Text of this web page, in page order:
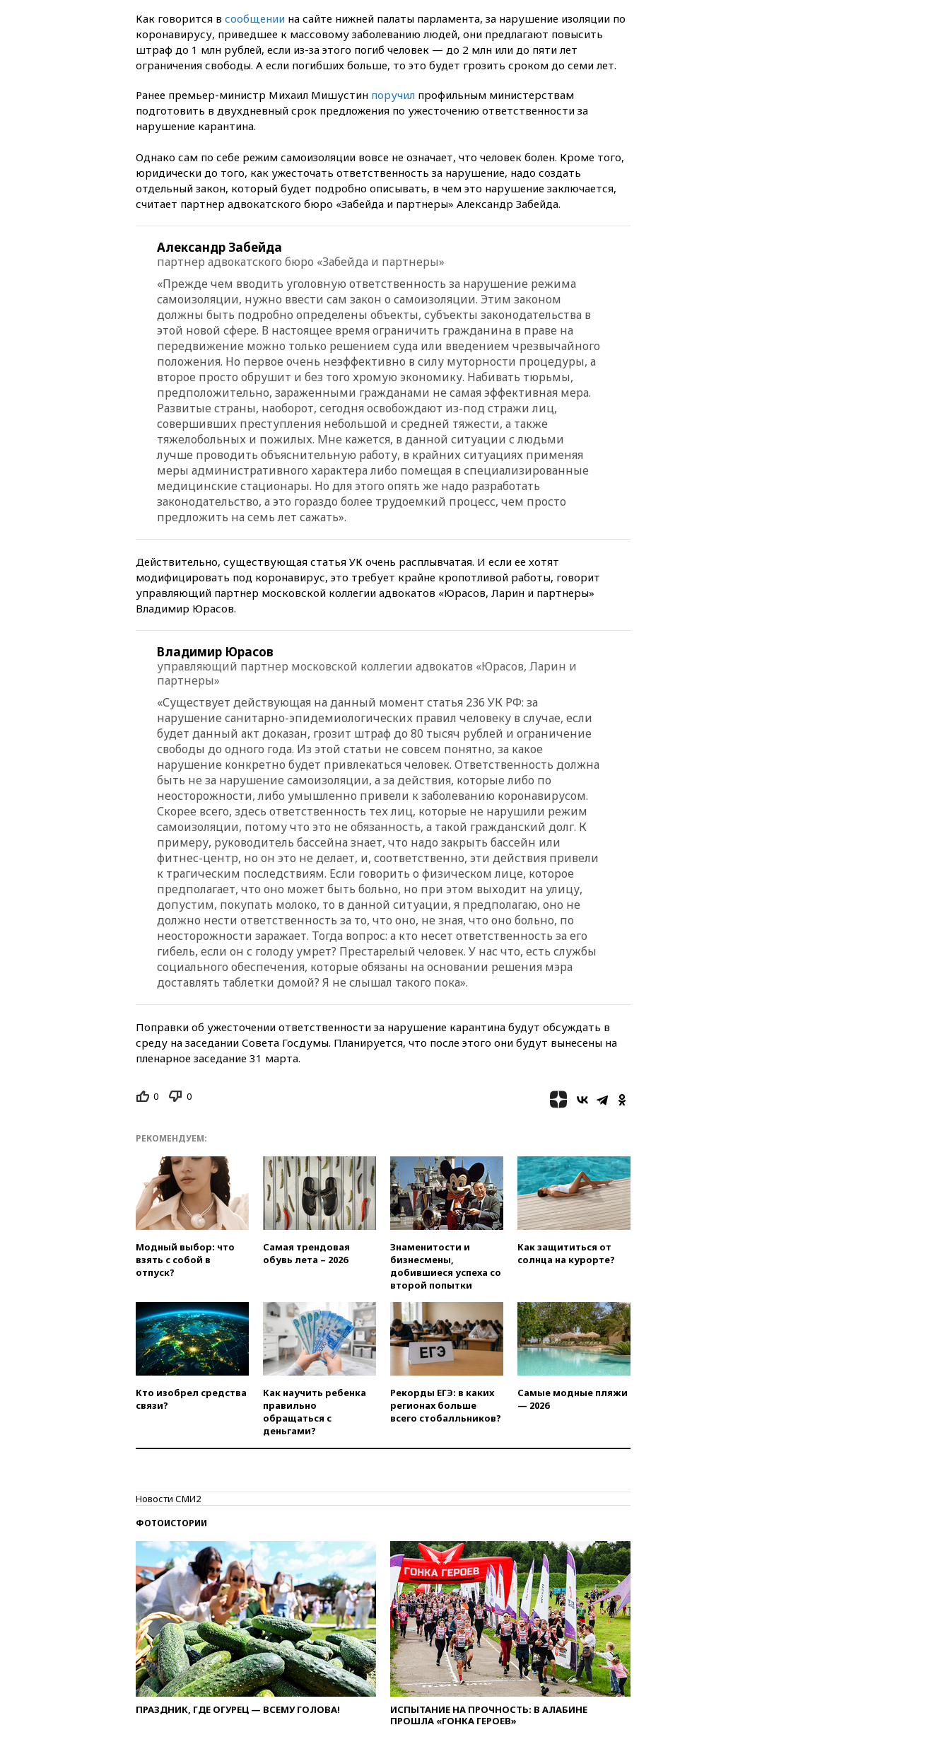
признать «Яблоко»
нежелательной организацией
вчера, 23:15В Смоленске
ребенок и женщина погибли
при падении деревьев во
вчера, 22:55В Москве в
продлил контракт с «Реалом»
до 2032 года
вчера, 22:28Отказаться от
российского гражданства
вчера, 22:15 Путин заслушал
доклад о ситуации на
добропольском направлении
вчера, 21:58 Генпрокуратура
признала нежелательным в
РФ американский Human
Rights Foundation
вчера, 21:35 «Аэрофлот»
отменяет часть рейсов в Сочи
и Геленджик
вчера, 21:25Руслан Терновой
выиграл золото чемпионата
Европы в прыжках с 10-
метровой вышки
концессии строительства ж/д
вчера, 21:00В России вновь
обсуждают эксперимент по
онлайн-продаже алкоголя
россиянам могут
Армению
беспилотник над Россией
вчера, 20:27 Ямпольская
призвала оптимизировать
олимпиады для поступления в
вузы
вчера, 20:15
предложил оплачивать
защиту дорог от БПЛА из
средств на ремонт
вчера, 20:00 Зеленский 8
августа посетит Сербию с
официальным визитом
вчера, 19:58В Госдуму будет
внесен законопроект об
отмене ЕГЭ
вчера, 19:50 Аэропорты Сочи и
Ярославля приостановили
работу
призвал доноров-
Вэнса на выборах 2028 года
вчера, 19:20 Число ломбардов
Жуковский и
аэропорт Геленджика
порядок присвоения воинских
званий добровольцам
вчера, 18:50Euractiv: восток
Финляндии приходит в упадок
без российских туристов
аэропорту Геленджика
введены ограничения
присоединился к критике
«Яблока»
вчера, 18:15Четыре человека
пострадали при атаках ВСУ на
Белгородскую область
выбрал подрядчика для
строительства военной базы в
Газе
вчера, 17:45Правительство
получит «золотую акцию» в
вчера, 17:35Шесть человек
пострадали при ударе ВСУ по
автобусу в Запорожской
области
вчера, 17:25
В аэропортах
Сочи и Геленджика сняты
ограничения
вчера, 17:17Власти РФ
помогут пострадавшему от
атак на склады Wildberries
бизнесу
вчера, 16:55
Как говорится в сообщении на сайте нижней палаты парламента, за нарушение изоляции по
коронавирусу, приведшее к массовому заболеванию людей, они предлагают повысить
штраф до 1 млн рублей, если из-за этого погиб человек — до 2 млн или до пяти лет
ограничения свободы. А если погибших больше, то это будет грозить сроком до семи лет.
Ранее премьер-министр Михаил Мишустин поручил профильным министерствам
подготовить в двухдневный срок предложения по ужесточению ответственности за
нарушение карантина.
Однако сам по себе режим самоизоляции вовсе не означает, что человек болен. Кроме того,
юридически до того, как ужесточать ответственность за нарушение, надо создать
отдельный закон, который будет подробно описывать, в чем это нарушение заключается,
считает партнер адвокатского бюро «Забейда и партнеры» Александр Забейда.
Александр Забейда
партнер адвокатского бюро «Забейда и партнеры»
«Прежде чем вводить уголовную ответственность за нарушение режима
самоизоляции, нужно ввести сам закон о самоизоляции. Этим законом
должны быть подробно определены объекты, субъекты законодательства в
этой новой сфере. В настоящее время ограничить гражданина в праве на
передвижение можно только решением суда или введением чрезвычайного
положения. Но первое очень неэффективно в силу муторности процедуры, а
второе просто обрушит и без того хромую экономику. Набивать тюрьмы,
предположительно, зараженными гражданами не самая эффективная мера.
Развитые страны, наоборот, сегодня освобождают из-под стражи лиц,
совершивших преступления небольшой и средней тяжести, а также
тяжелобольных и пожилых. Мне кажется, в данной ситуации с людьми
лучше проводить объяснительную работу, в крайних ситуациях применяя
меры административного характера либо помещая в специализированные
медицинские стационары. Но для этого опять же надо разработать
законодательство, а это гораздо более трудоемкий процесс, чем просто
предложить на семь лет сажать».
Действительно, существующая статья УК очень расплывчатая. И если ее хотят
модифицировать под коронавирус, это требует крайне кропотливой работы, говорит
управляющий партнер московской коллегии адвокатов «Юрасов, Ларин и партнеры»
Владимир Юрасов.
Владимир Юрасов
управляющий партнер московской коллегии адвокатов «Юрасов, Ларин и
партнеры»
«Существует действующая на данный момент статья 236 УК РФ: за
нарушение санитарно-эпидемиологических правил человеку в случае, если
будет данный акт доказан, грозит штраф до 80 тысяч рублей и ограничение
свободы до одного года. Из этой статьи не совсем понятно, за какое
нарушение конкретно будет привлекаться человек. Ответственность должна
быть не за нарушение самоизоляции, а за действия, которые либо по
неосторожности, либо умышленно привели к заболеванию коронавирусом.
Скорее всего, здесь ответственность тех лиц, которые не нарушили режим
самоизоляции, потому что это не обязанность, а такой гражданский долг. К
примеру, руководитель бассейна знает, что надо закрыть бассейн или
фитнес-центр, но он это не делает, и, соответственно, эти действия привели
к трагическим последствиям. Если говорить о физическом лице, которое
предполагает, что оно может быть больно, но при этом выходит на улицу,
допустим, покупать молоко, то в данной ситуации, я предполагаю, оно не
должно нести ответственность за то, что оно, не зная, что оно больно, по
неосторожности заражает. Тогда вопрос: а кто несет ответственность за его
гибель, если он с голоду умрет? Престарелый человек. У нас что, есть службы
социального обеспечения, которые обязаны на основании решения мэра
доставлять таблетки домой? Я не слышал такого пока».
Поправки об ужесточении ответственности за нарушение карантина будут обсуждать в
среду на заседании Совета Госдумы. Планируется, что после этого они будут вынесены на
пленарное заседание 31 марта.
0 0
РЕКОМЕНДУЕМ:
Модный выбор: что
взять с собой в
отпуск?
Самая трендовая
обувь лета – 2026
Знаменитости и
бизнесмены,
добившиеся успеха со
второй попытки
Как защититься от
солнца на курорте?
Кто изобрел средства
связи?
Как научить ребенка
правильно
обращаться с
деньгами?
Рекорды ЕГЭ: в каких
регионах больше
всего стобалльников?
Самые модные пляжи
— 2026
Новости СМИ2
ФОТОИСТОРИИ
ПРАЗДНИК, ГДЕ ОГУРЕЦ — ВСЕМУ ГОЛОВА!
ИСПЫТАНИЕ НА ПРОЧНОСТЬ: В АЛАБИНЕ
ПРОШЛА «ГОНКА ГЕРОЕВ»